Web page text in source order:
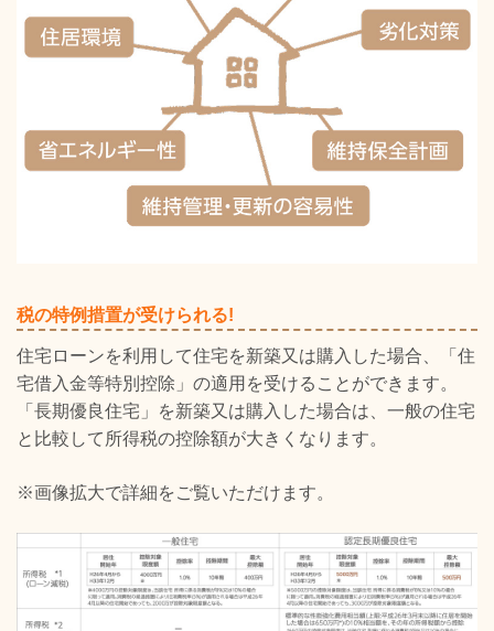
税の特例措置が受けられる!
住宅ローンを利用して住宅を新築又は購入した場合、「住
宅借入金等特別控除」の適用を受けることができます。
「長期優良住宅」を新築又は購入した場合は、一般の住宅
と比較して所得税の控除額が大きくなります。
※画像拡大で詳細をご覧いただけます。